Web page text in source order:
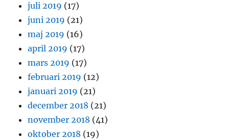
juli 2019 (17)
juni 2019 (21)
maj 2019 (16)
april 2019 (17)
mars 2019 (17)
februari 2019 (12)
januari 2019 (21)
december 2018 (21)
november 2018 (41)
oktober 2018 (19)